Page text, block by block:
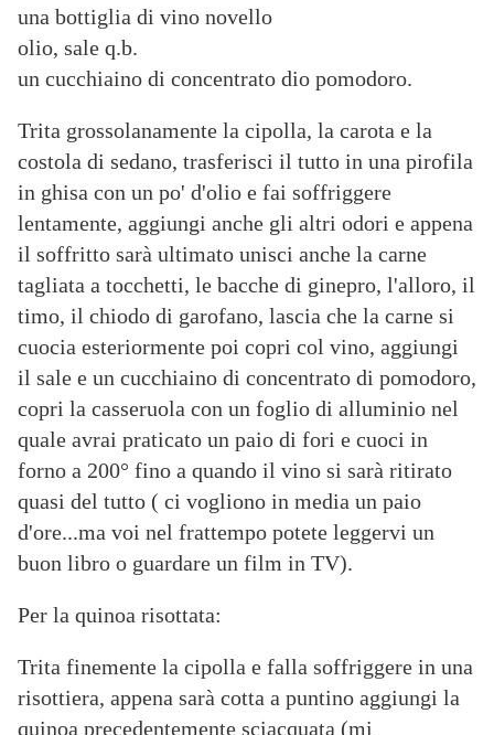
una bottiglia di vino novello
olio, sale q.b.
un cucchiaino di concentrato dio pomodoro.
Trita grossolanamente la cipolla, la carota e la
costola di sedano, trasferisci il tutto in una pirofila
in ghisa con un po' d'olio e fai soffriggere
lentamente, aggiungi anche gli altri odori e appena
il soffritto sarà ultimato unisci anche la carne
tagliata a tocchetti, le bacche di ginepro, l'alloro, il
timo, il chiodo di garofano, lascia che la carne si
cuocia esteriormente poi copri col vino, aggiungi
il sale e un cucchiaino di concentrato di pomodoro,
copri la casseruola con un foglio di alluminio nel
quale avrai praticato un paio di fori e cuoci in
forno a 200° fino a quando il vino si sarà ritirato
quasi del tutto ( ci vogliono in media un paio
d'ore...ma voi nel frattempo potete leggervi un
buon libro o guardare un film in TV).
Per la quinoa risottata:
Trita finemente la cipolla e falla soffriggere in una
risottiera, appena sarà cotta a puntino aggiungi la
quinoa precedentemente sciacquata (mi